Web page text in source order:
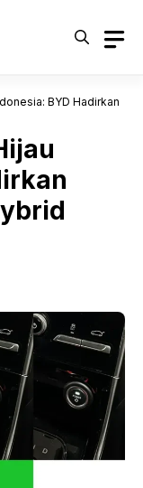
BYD Hadirkan